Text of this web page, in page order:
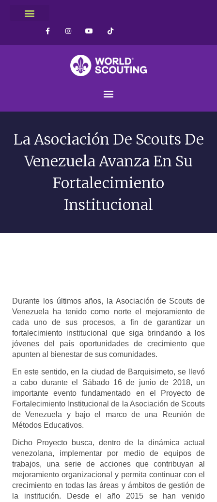
La Asociación De Scouts De
Venezuela Avanza En Su
Fortalecimiento
Institucional
Durante los últimos años, la Asociación de Scouts de
Venezuela ha tenido como norte el mejoramiento de
cada uno de sus procesos, a fin de garantizar un
fortalecimiento institucional que siga brindando a los
jóvenes del país oportunidades de crecimiento que
apunten al bienestar de sus comunidades.
En este sentido, en la ciudad de Barquisimeto, se llevó
a cabo durante el Sábado 16 de junio de 2018, un
importante evento fundamentado en el Proyecto de
Fortalecimiento Institucional de la Asociación de Scouts
de Venezuela y bajo el marco de una Reunión de
Métodos Educativos.
Dicho Proyecto busca, dentro de la dinámica actual
venezolana, implementar por medio de equipos de
trabajos, una serie de acciones que contribuyan al
mejoramiento organizacional y permita continuar con el
crecimiento en todas las áreas y ámbitos de gestión de
la institución. Desde el año 2015 se han venido